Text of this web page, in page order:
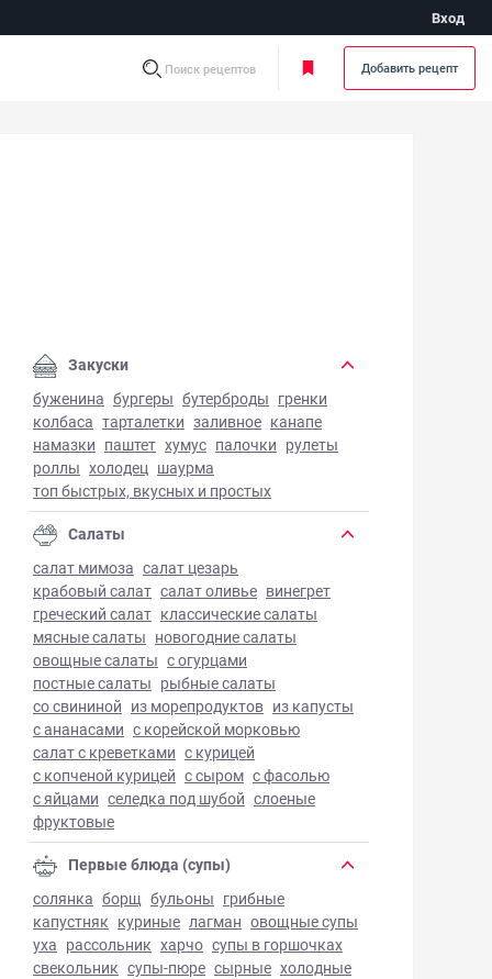
Вход
Поиск рецептов Добавить рецепт
пончики - фото готового блюда
Закуски
буженина бургеры бутерброды гренки
колбаса тарталетки заливное канапе
намазки паштет хумус палочки рулеты
роллы холодец шаурма
топ быстрых, вкусных и простых
Салаты
салат мимоза салат цезарь
крабовый салат салат оливье винегрет
греческий салат классические салаты
мясные салаты новогодние салаты
овощные салаты с огурцами
постные салаты рыбные салаты
со свининой из морепродуктов из капусты
с ананасами с корейской морковью
салат с креветками с курицей
с копченой курицей с сыром с фасолью
с яйцами селедка под шубой слоеные
фруктовые
Первые блюда (супы)
солянка борщ бульоны грибные
капустняк куриные лагман овощные супы
уха рассольник харчо супы в горшочках
свекольник супы-пюре сырные холодные